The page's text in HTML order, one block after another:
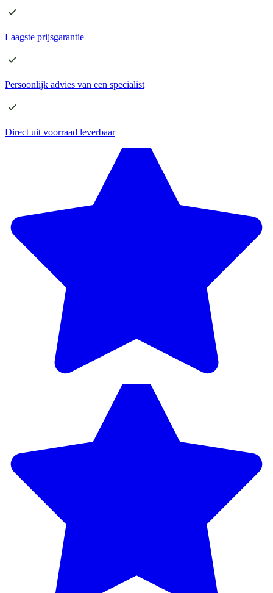
Laagste prijsgarantie
Persoonlijk advies van een specialist
Direct uit voorraad leverbaar